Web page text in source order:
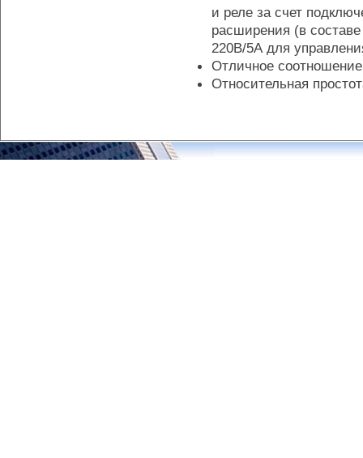
и реле за счет
расширения (в
220В/5А для
Отличное
Относительная